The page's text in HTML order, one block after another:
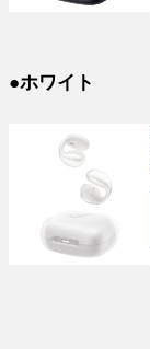
●ホワイト